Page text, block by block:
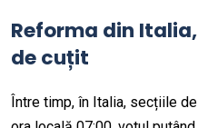
Reforma din
de cuțit
Între timp, în Italia, secțiile